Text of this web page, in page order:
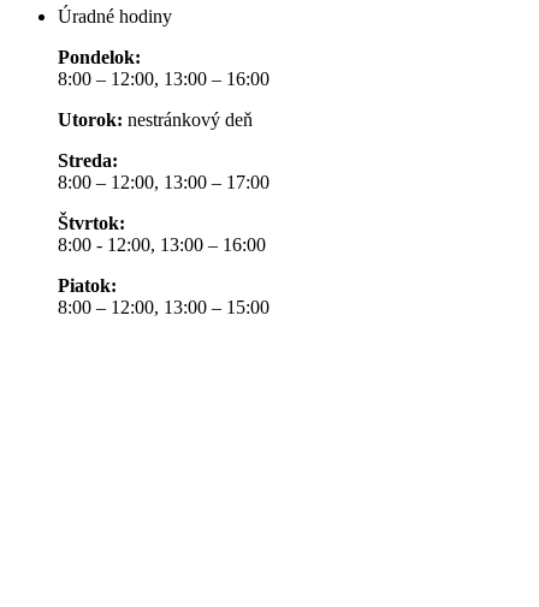
Úradné hodiny
Pondelok:
8:00 – 12:00, 13:00 – 16:00
Utorok: nestránkový deň
Streda:
8:00 – 12:00, 13:00 – 17:00
Štvrtok:
8:00 - 12:00, 13:00 – 16:00
Piatok:
8:00 – 12:00, 13:00 – 15:00